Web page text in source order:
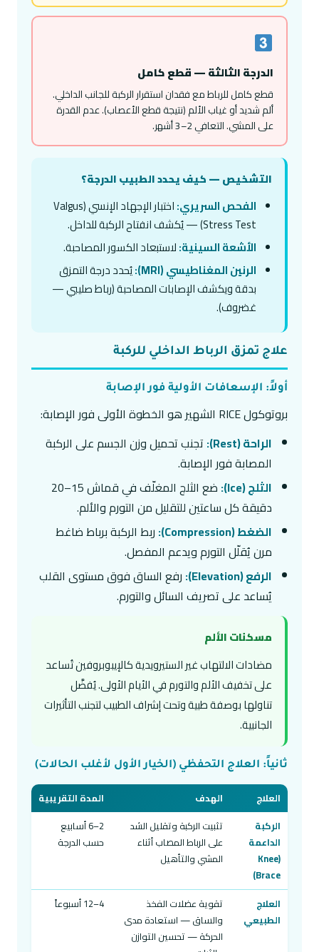
الدرجة الثالثة — قطع كامل
قطع كامل للرباط مع فقدان استقرار الركبة للجانب الداخلي.
ألم شديد أو غياب الألم (نتيجة قطع الأعصاب). عدم القدرة
على المشي. التعافي 2–3 أشهر.
التشخيص — كيف يحدد الطبيب الدرجة؟
الفحص السريري:
اختبار الإجهاد الإنسي (Valgus
Stress Test) — يُكشف انفتاح الركبة للداخل.
الأشعة السينية:لاستبعاد الكسور المصاحبة.
الرنين المغناطيسي (MRI):
يُحدد درجة التمزق
بدقة ويكشف الإصابات المصاحبة (رباط صليبي —
غضروف).
علاج تمزق الرباط الداخلي للركبة
أولاً: الإسعافات الأولية فور الإصابة
بروتوكول RICE الشهير هو الخطوة الأولى فور الإصابة:
الراحة (Rest):
تجنب تحميل وزن الجسم على الركبة
المصابة فور الإصابة.
الثلج (Ice):
ضع الثلج المغلّف في قماش 15–20
دقيقة كل ساعتين للتقليل من التورم والألم.
الضغط (Compression):
ربط الركبة برباط ضاغط
مرن يُقلّل التورم ويدعم المفصل.
الرفع (Elevation):
رفع الساق فوق مستوى القلب
يُساعد على تصريف السائل والتورم.
مسكنات الألم
مضادات الالتهاب غير الستيرويدية كالإيبوبروفين تُساعد
على تخفيف الألم والتورم في الأيام الأولى. يُفضَّل
تناولها بوصفة طبية وتحت إشراف الطبيب لتجنب التأثيرات
الجانبية.
ثانياً: العلاج التحفظي (الخيار الأول لأغلب الحالات)
العلاج الهدف
المدة التقريبية
الركبة
الداعمة
(Knee
Brace)
تثبيت الركبة وتقليل الشد
على الرباط المصاب أثناء
المشي والتأهيل
2–6 أسابيع
حسب الدرجة
العلاج
الطبيعي
تقوية عضلات الفخذ
والساق — استعادة مدى
الحركة — تحسين التوازن
4–12 أسبوعاً